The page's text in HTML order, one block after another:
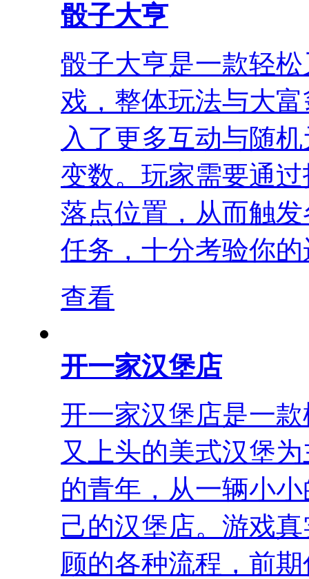
骰子大亨
骰子大亨是一款轻
戏，整体玩法与大
入了更多互动与随
变数。玩家需要通
落点位置，从而触
任务，十分考验你
查看
开一家汉堡店
开一家汉堡店是一
又上头的美式汉堡
的青年，从一辆小
己的汉堡店。游戏
顾的各种流程，前